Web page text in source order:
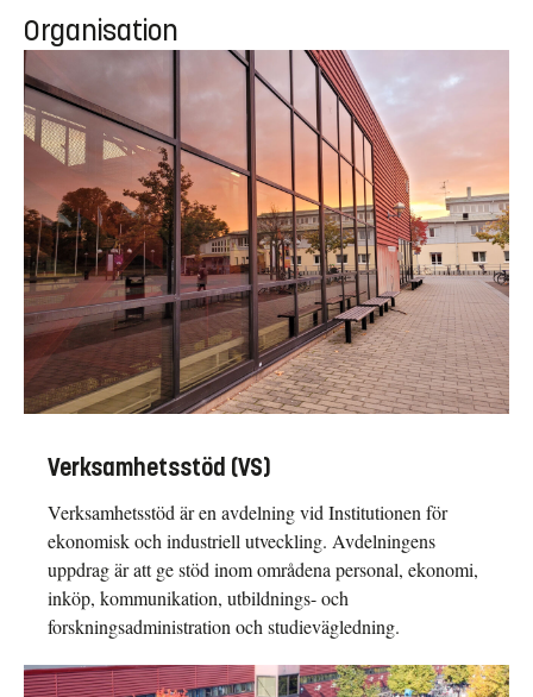
Organisation
Verksamhetsstöd (VS)
Verksamhetsstöd är en avdelning vid Institutionen för
ekonomisk och industriell utveckling. Avdelningens
uppdrag är att ge stöd inom områdena personal, ekonomi,
inköp, kommunikation, utbildnings- och
forskningsadministration och studievägledning.